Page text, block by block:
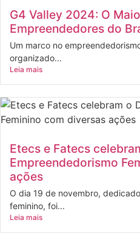
G4 Valley 2024: O
Empreendedores do
Um marco no
organizado...
Leia mais
Etecs e Fatecs
Empreendedorismo
ações
O dia 19 de novembro,
feminino, foi...
Leia mais